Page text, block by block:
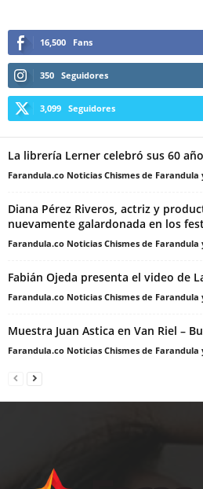
16,500 Fans
350 Seguidores
3,099 Seguidores
La librería Lerner celebró sus 60
Farandula.co Noticias Chismes de Farandula
Diana Pérez Riveros, actriz y
nuevamente galardonada en los
Farandula.co Noticias Chismes de Farandula
Fabián Ojeda presenta el video de
Farandula.co Noticias Chismes de Farandula
Muestra Juan Astica en Van Riel –
Farandula.co Noticias Chismes de Farandula